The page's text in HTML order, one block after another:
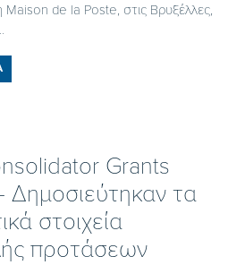
Maison de la Poste, στις Βρυξέλλες,
Grants
τα
στοιχεία
προτάσεων